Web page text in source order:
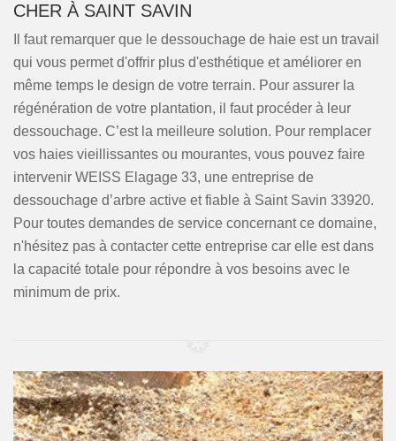
CHER À SAINT SAVIN
Il faut remarquer que le dessouchage de haie est un travail
qui vous permet d'offrir plus d'esthétique et améliorer en
même temps le design de votre terrain. Pour assurer la
régénération de votre plantation, il faut procéder à leur
dessouchage. C’est la meilleure solution. Pour remplacer
vos haies vieillissantes ou mourantes, vous pouvez faire
intervenir WEISS Elagage 33, une entreprise de
dessouchage d’arbre active et fiable à Saint Savin 33920.
Pour toutes demandes de service concernant ce domaine,
n'hésitez pas à contacter cette entreprise car elle est dans
la capacité totale pour répondre à vos besoins avec le
minimum de prix.